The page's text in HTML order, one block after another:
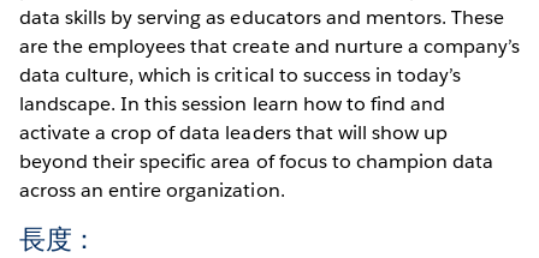
data skills by serving as educators and mentors. These
are the employees that create and nurture a company’s
data culture, which is critical to success in today’s
landscape. In this session learn how to find and
activate a crop of data leaders that will show up
beyond their specific area of focus to champion data
across an entire organization.
長度：